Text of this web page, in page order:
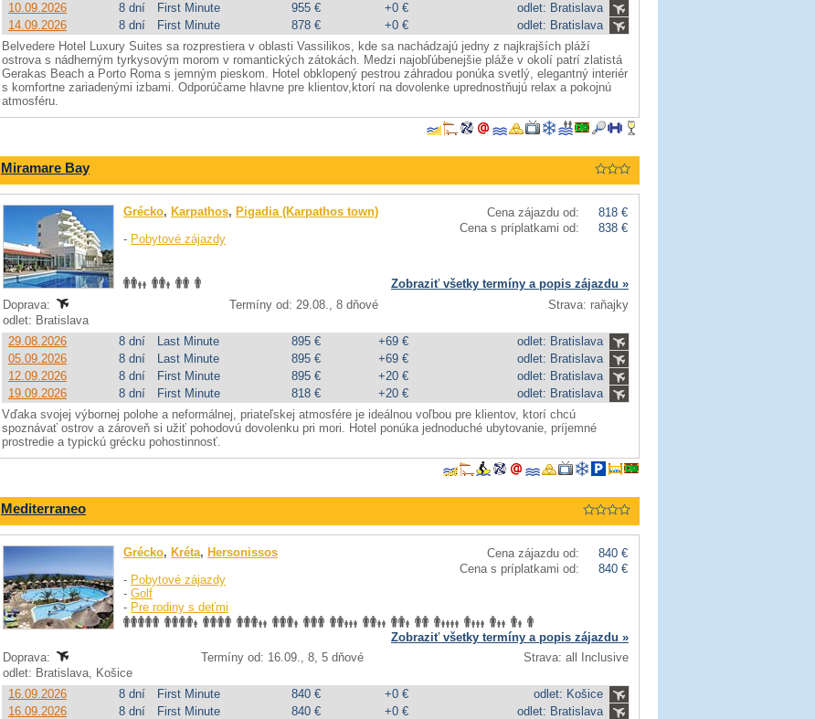
10.09.2026
8 dní First Minute 955 € +0 €
odlet: Bratislava
14.09.2026
8 dní First Minute 878 € +0 €
odlet: Bratislava
Belvedere Hotel Luxury Suites sa rozprestiera v oblasti Vassilikos, kde sa nachádzajú jedny z najkrajších pláží
ostrova s nádherným tyrkysovým morom v romantických zátokách. Medzi najobľúbenejšie pláže v okolí patrí zlatistá
Gerakas Beach a Porto Roma s jemným pieskom. Hotel obklopený pestrou záhradou ponúka svetlý, elegantný interiér
s komfortne zariadenými izbami. Odporúčame hlavne pre klientov,ktorí na dovolenke uprednostňujú relax a pokojnú
atmosféru.
Miramare Bay
Cena zájazdu od:
818 €
Cena s príplatkami od:
838 €
Grécko, Karpathos, Pigadia (Karpathos town)
- Pobytové zájazdy
Zobraziť všetky termíny a popis zájazdu »
Doprava:
Termíny od: 29.08., 8 dňové
Strava: raňajky
odlet: Bratislava
29.08.2026
8 dní Last Minute 895 € +69 €
odlet: Bratislava
05.09.2026
8 dní Last Minute 895 € +69 €
odlet: Bratislava
12.09.2026
8 dní First Minute 895 € +20 €
odlet: Bratislava
19.09.2026
8 dní First Minute 818 € +20 €
odlet: Bratislava
Vďaka svojej výbornej polohe a neformálnej, priateľskej atmosfére je ideálnou voľbou pre klientov, ktorí chcú
spoznávať ostrov a zároveň si užiť pohodovú dovolenku pri mori. Hotel ponúka jednoduché ubytovanie, príjemné
prostredie a typickú grécku pohostinnosť.
Mediterraneo
Cena zájazdu od:
840 €
Cena s príplatkami od:
840 €
Grécko, Kréta, Hersonissos
- Pobytové zájazdy
- Golf
- Pre rodiny s deťmi
Zobraziť všetky termíny a popis zájazdu »
Doprava:
Termíny od: 16.09., 8, 5 dňové
Strava: all Inclusive
odlet: Bratislava, Košice
16.09.2026
8 dní First Minute 840 € +0 €
odlet: Košice
16.09.2026
8 dní First Minute 840 € +0 € odlet: Bratislava